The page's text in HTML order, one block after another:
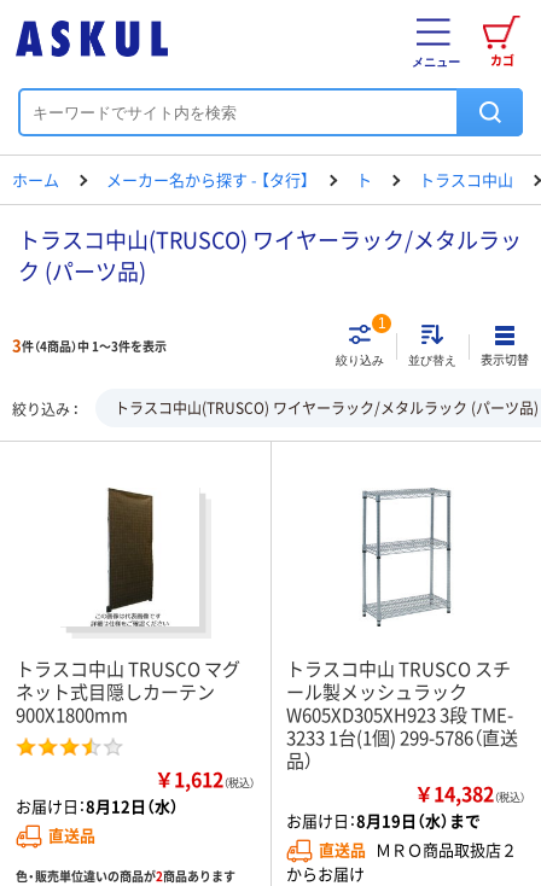
カゴ
メニュー
ホーム メーカー名から探す - 【タ行】 ト トラスコ中山
トラスコ中山(TRUSCO) ワイヤーラック/メタルラッ
ク (パーツ品)
3件（4商品）中 1～3件を表示
絞り込み
1
並び替え 表示切替
絞り込み トラスコ中山(TRUSCO) ワイヤーラック/メタルラック (パーツ品)
トラスコ中山 TRUSCO マグ
ネット式目隠しカーテン
900X1800mm
￥1,612（税込）
お届け日：8月12日（水）
直送品
色・販売単位違いの商品が2商品あります
トラスコ中山 TRUSCO スチ
ール製メッシュラック
W605XD305XH923 3段 TME-
3233 1台(1個) 299-5786（直送
品）
￥14,382（税込）
お届け日：8月19日（水）まで
直送品 ＭＲＯ商品取扱店２
からお届け